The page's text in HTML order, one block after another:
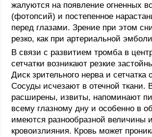
жалуются на появление огненных
(фотопсий) и постепенное
перед глазами. Зрение при этом
резко, как при артериальной
В связи с развитием тромба в
сетчатки возникают резкие
Диск зрительного нерва и сетчатка
Сосуды исчезают в отечной ткани.
расширены, извиты, напоминают
всему глазному дну и особенно в
имеются разнообразной величины
кровоизлияния. Кровь может